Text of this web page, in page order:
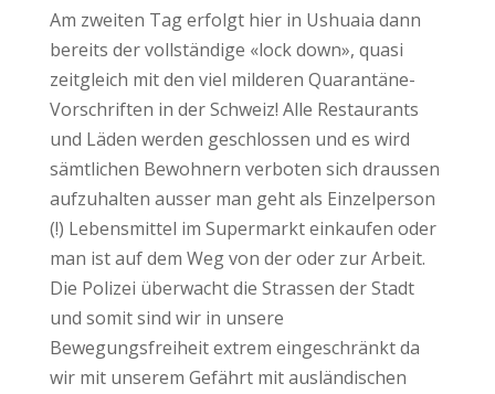
Am zweiten Tag erfolgt hier in Ushuaia dann
bereits der vollständige «lock down», quasi
zeitgleich mit den viel milderen Quarantäne-
Vorschriften in der Schweiz! Alle Restaurants
und Läden werden geschlossen und es wird
sämtlichen Bewohnern verboten sich draussen
aufzuhalten ausser man geht als Einzelperson
(!) Lebensmittel im Supermarkt einkaufen oder
man ist auf dem Weg von der oder zur Arbeit.
Die Polizei überwacht die Strassen der Stadt
und somit sind wir in unsere
Bewegungsfreiheit extrem eingeschränkt da
wir mit unserem Gefährt mit ausländischen